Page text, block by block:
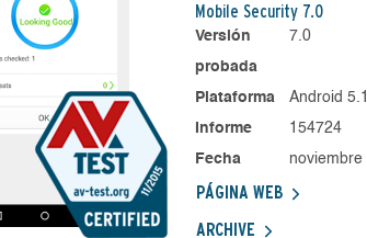
Mobile Security 7.0
Versión
probada
7.0
Plataforma
Android
Informe
154724
Fecha
noviembre
PÁGINA WEB
ARCHIVE